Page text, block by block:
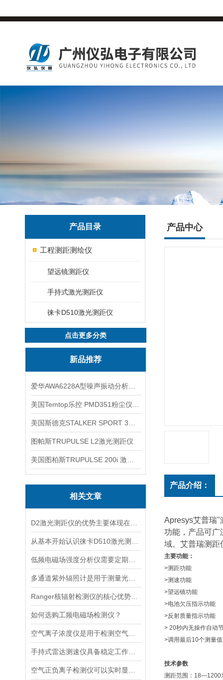
产品目录
工程测距测绘仪
望远镜测距仪
手持式激光测距仪
徕卡D510激光测距仪
点击更多分类
新品推荐
图帕斯TRUPULSE L2激光测距仪
相关文章
如何选购工频电磁场检测仪？
产品中心
产品介绍：
Apresys艾普瑞"
功能，产品可
域。艾普瑞测距
主要功能：
>测距功能
>测速功能
>望远镜功能
>电池欠压指示功能
>反射质量指示功能
> 20秒内无操作自动
>调用最后10个测量
技术参数
测距范围：18—1200